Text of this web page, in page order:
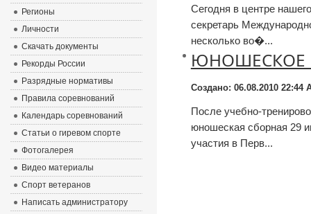
Сегодня в центре
секретарь
несколько во�...
ЮНОШЕСКОЕ
Создано: 06.08.2010 22:44
После учебно-
юношеская сборная 29
участия в Перв...
Регионы
Личности
Скачать документы
Рекорды России
Разрядные нормативы
Правила соревнований
Календарь соревнований
Статьи о гиревом спорте
Фотогалерея
Видео материалы
Спорт ветеранов
Написать администратору